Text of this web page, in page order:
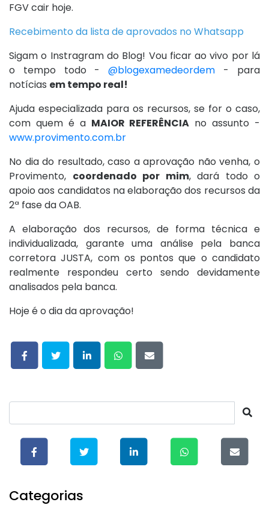
FGV cair hoje.
Recebimento da lista de aprovados no Whatsapp
Sigam o Instragram do Blog! Vou ficar ao vivo por lá
o tempo todo -@blogexamedeordem - para
notícias em tempo real!
Ajuda especializada para os recursos, se for o caso,
com quem é a MAIOR REFERÊNCIA no assunto -
www.provimento.com.br
No dia do resultado, caso a aprovação não venha, o
Provimento, coordenado por mim, dará todo o
apoio aos candidatos na elaboração dos recursos da
2ª fase da OAB.
A elaboração dos recursos, de forma técnica e
individualizada, garante uma análise pela banca
corretora JUSTA, com os pontos que o candidato
realmente respondeu certo sendo devidamente
analisados pela banca.
Hoje é o dia da aprovação!
Categorias